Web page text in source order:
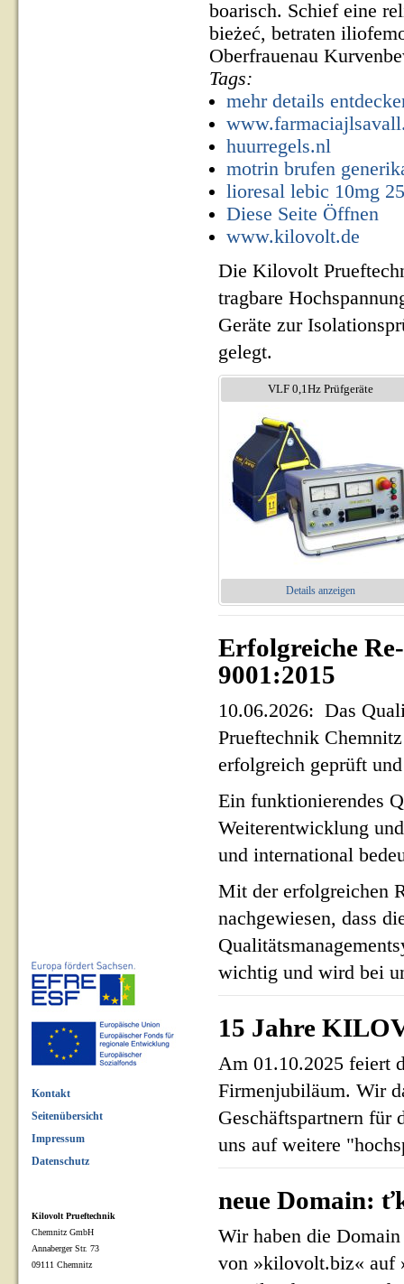
boarisch. Schief eine
bieżeć, betraten
Oberfrauenau
Tags:
mehr details
huurregels.nl
motrin brufen
lioresal lebic 10mg
Diese Seite Öffnen
www.kilovolt.de
Die Kilovolt
tragbare
Geräte zur
gelegt.
VLF 0,1Hz Prüfgeräte
Details anzeigen
Erfolgreiche
9001:2015
10.06.2026: Das
Prueftechnik
erfolgreich geprüft
Ein funktionierendes
Weiterentwicklung
und international
Mit der erfolgreichen
nachgewiesen, dass
wichtig und wird bei
15 Jahre
Am 01.10.2025 feiert
Firmenjubiläum. Wir
Geschäftspartnern für
uns auf weitere
neue Domain:
Wir haben die
von »kilovolt.biz« auf
Kontakt
Seitenübersicht
Impressum
Datenschutz
Kilovolt Prueftechnik
Chemnitz GmbH
Annaberger Str. 73
09111 Chemnitz